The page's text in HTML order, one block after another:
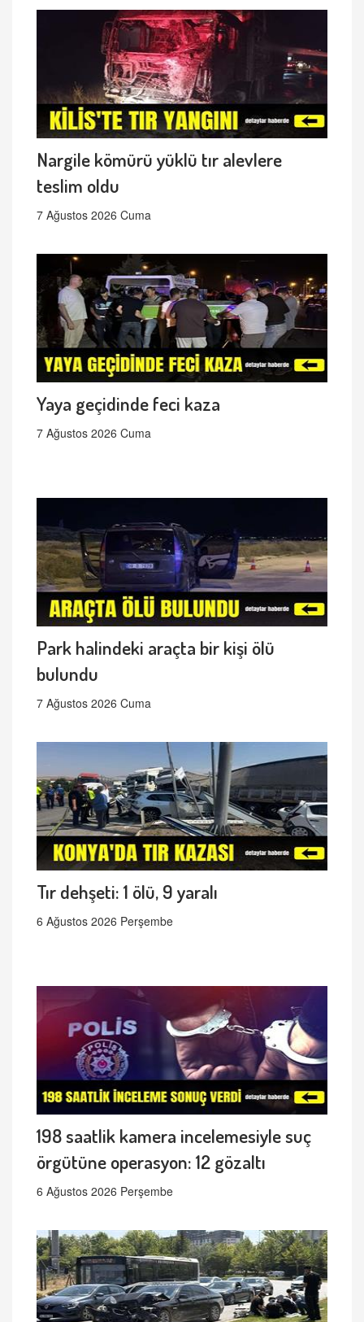
Nargile kömürü yüklü tır alevlere
teslim oldu
7 Ağustos 2026 Cuma
Yaya geçidinde feci kaza
7 Ağustos 2026 Cuma
Park halindeki araçta bir kişi ölü
bulundu
7 Ağustos 2026 Cuma
Tır dehşeti: 1 ölü, 9 yaralı
6 Ağustos 2026 Perşembe
198 saatlik kamera incelemesiyle suç
örgütüne operasyon: 12 gözaltı
6 Ağustos 2026 Perşembe